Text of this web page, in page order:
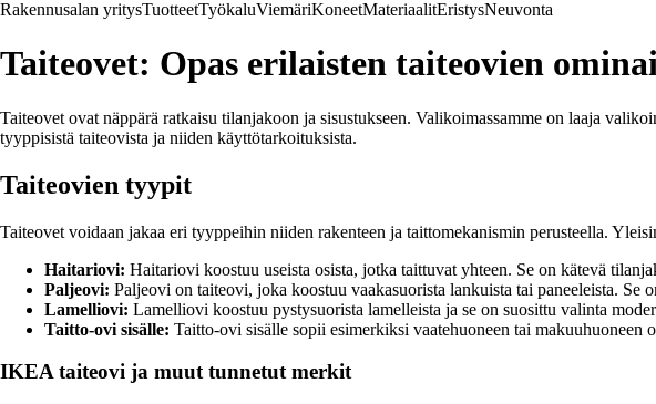
Rakennusalan yritysTuotteetTyökaluViemäriKoneetMateriaalitEristysNeuvonta
Taiteovet: Opas erilaisten taiteovien
Taiteovet ovat näppärä ratkaisu tilanjakoon ja sisustukseen. Valikoimassamme on laaja
tyyppisistä taiteovista ja niiden käyttötarkoituksista.
Taiteovien tyypit
Taiteovet voidaan jakaa eri tyyppeihin niiden rakenteen ja taittomekanismin perusteella.
Haitariovi: Haitariovi koostuu useista osista, jotka taittuvat yhteen. Se on kätevä
Paljeovi: Paljeovi on taiteovi, joka koostuu vaakasuorista lankuista tai paneeleista. Se
Lamelliovi: Lamelliovi koostuu pystysuorista lamelleista ja se on suosittu valinta
Taitto-ovi sisälle: Taitto-ovi sisälle sopii esimerkiksi vaatehuoneen tai makuuhuoneen
IKEA taiteovi ja muut tunnetut merkit